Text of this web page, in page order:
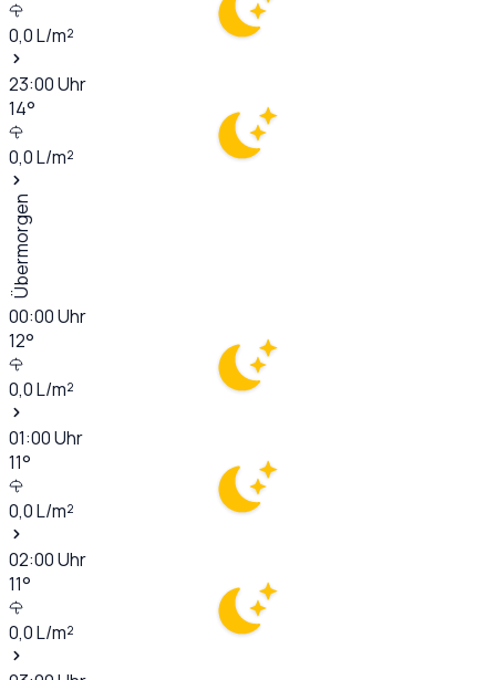
0,0L/m²
23:00Uhr
14°
0,0L/m²
Übermorgen
00:00Uhr
12°
0,0L/m²
01:00Uhr
11°
0,0L/m²
02:00Uhr
11°
0,0L/m²